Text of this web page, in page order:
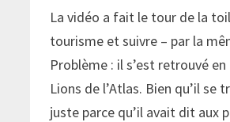
La vidéo a fait le tour de la
tourisme et suivre – par la
Problème : il s’est retrouvé
Lions de l’Atlas. Bien qu’il
juste parce qu’il avait dit aux